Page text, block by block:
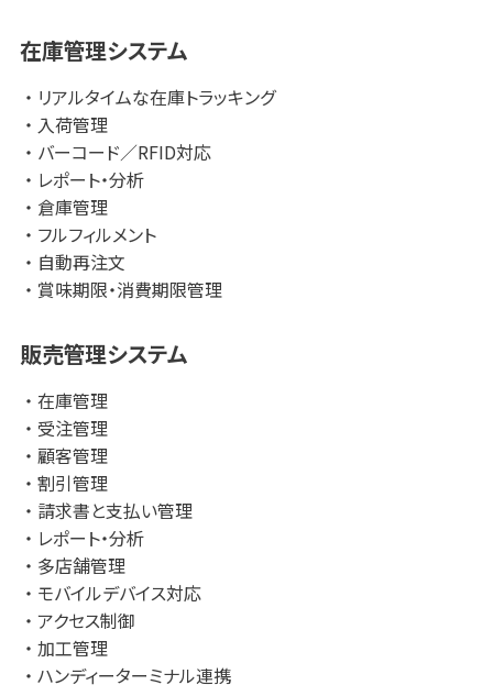
在庫管理システム
リアルタイムな在庫トラッキング
入荷管理
バーコード／RFID対応
レポート・分析
倉庫管理
フルフィルメント
自動再注文
賞味期限・消費期限管理
販売管理システム
在庫管理
受注管理
顧客管理
割引管理
請求書と支払い管理
レポート・分析
多店舗管理
モバイルデバイス対応
アクセス制御
加工管理
ハンディーターミナル連携